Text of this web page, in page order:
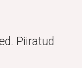
Piiratud